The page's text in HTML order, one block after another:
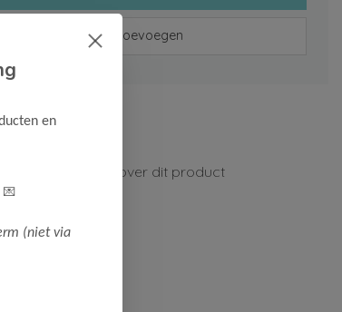
Aan verlanglijst toevoegen
75,-
Neem contact op over dit product
en
💌
(niet via